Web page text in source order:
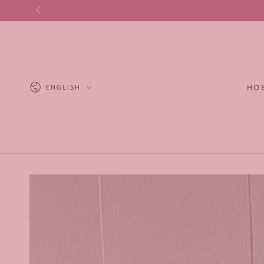
SKIP TO CONTENT
Language
ENGLISH